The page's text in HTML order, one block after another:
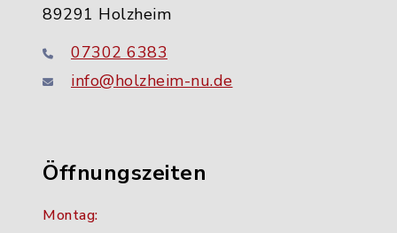
89291 Holzheim
07302 6383
info@holzheim-nu.de
Öffnungszeiten
Montag: